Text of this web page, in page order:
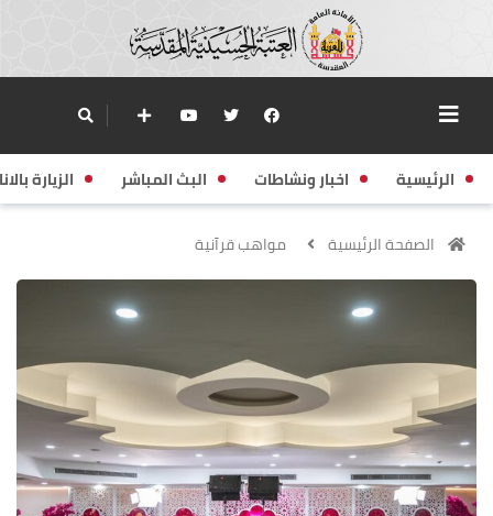
الرئيسية اخبار ونشاطات البث المباشر الزيارة
الصفحة الرئيسية مواهب قرآنية